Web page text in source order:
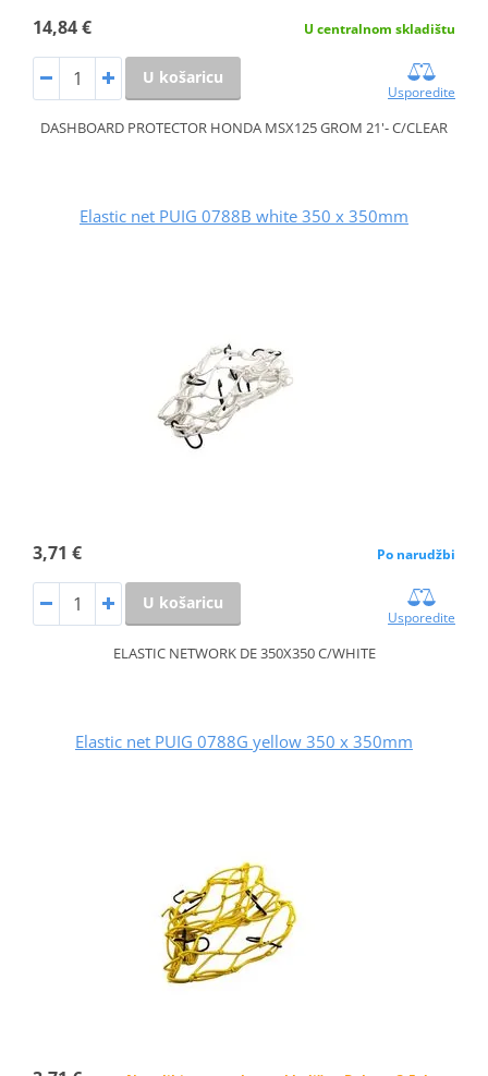
14,84 € U centralnom skladištu
U košaricu
Usporedite
DASHBOARD PROTECTOR HONDA MSX125 GROM 21'- C/CLEAR
Elastic net PUIG 0788B white 350 x 350mm
3,71 € Po narudžbi
U košaricu
Usporedite
ELASTIC NETWORK DE 350X350 C/WHITE
Elastic net PUIG 0788G yellow 350 x 350mm